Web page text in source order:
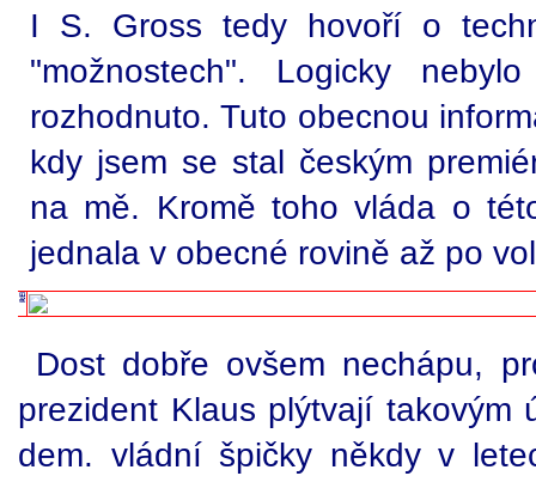
I S. Gross tedy hovoří o
"možnostech". Logicky
rozhodnuto. Tuto obecnou
kdy jsem se stal českým
na mě. Kromě toho vláda o
jednala v obecné rovině až po
Dost dobře ovšem nechápu,
prezident Klaus plýtvají takovým
dem. vládní špičky někdy v